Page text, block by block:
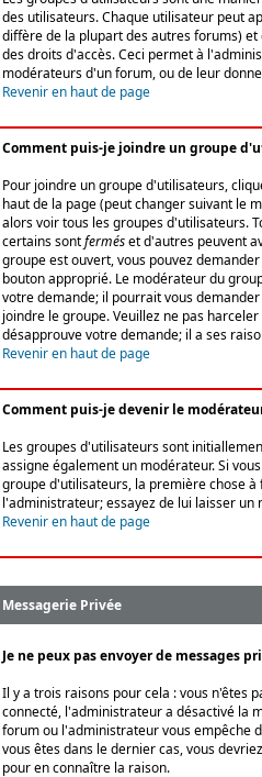
des utilisateurs. Chaque utilisateur peut
diffère de la plupart des autres forums)
des droits d'accès. Ceci permet à
modérateurs d'un forum, ou de leur
Revenir en haut de page
Comment puis-je joindre un groupe
Pour joindre un groupe d'utilisateurs,
haut de la page (peut changer suivant le
alors voir tous les groupes d'utilisateurs.
certains sontferméset d'autres peuvent
groupe est ouvert, vous pouvez
bouton approprié. Le modérateur du
votre demande; il pourrait vous
joindre le groupe. Veuillez ne pas
désapprouve votre demande; il a ses
Revenir en haut de page
Comment puis-je devenir le
Les groupes d'utilisateurs sont
assigne également un modérateur. Si
groupe d'utilisateurs, la première chose
l'administrateur; essayez de lui laisser un
Revenir en haut de page
Messagerie Privée
Je ne peux pas envoyer de messages
Il y a trois raisons pour cela : vous n'êtes
connecté, l'administrateur a désactivé la
forum ou l'administrateur vous empêche
vous êtes dans le dernier cas, vous
pour en connaître la raison.